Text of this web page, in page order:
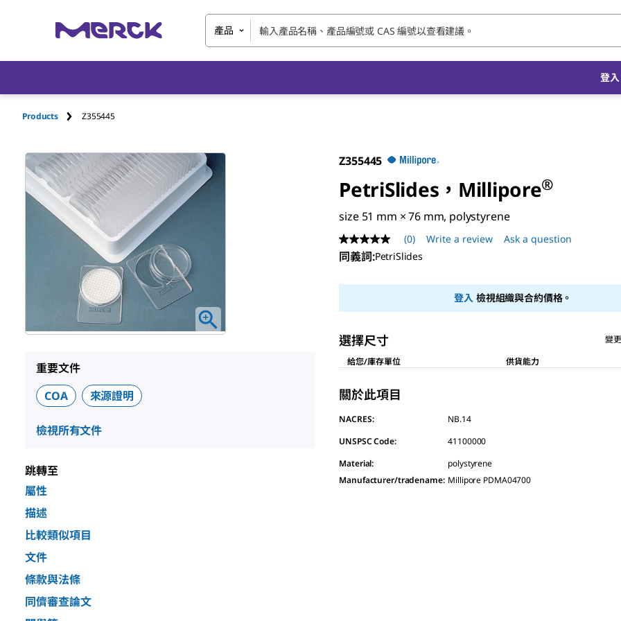
產品
登
Products Z355445
重要文件
COA
來源證明
檢視所有文件
跳轉至
屬性
描述
比較類似項目
文件
條款與法條
同儕審查論文
Z355445
PetriSlides，Millipore®
size 51 mm × 76 mm, polystyrene
No
rating
value
page
(0) Write a review Ask a question
同義詞:PetriSlides
登入 檢視組織與合約價格。
選擇尺寸
變
給您/庫存單位
供貨能力
關於此項目
NACRES:
NB.14
UNSPSC Code:
41100000
Material:
polystyrene
Manufacturer/tradename: Millipore PDMA04700